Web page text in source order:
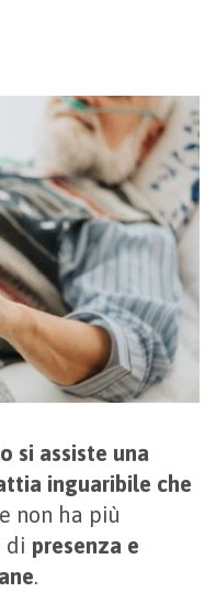
si assiste una
inguaribile che
non ha più
di presenza e
.